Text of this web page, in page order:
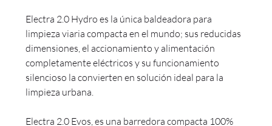
Electra 2.0 Hydro es la única baldeadora para
limpieza viaria compacta en el mundo; sus reducidas
dimensiones, el accionamiento y alimentación
completamente eléctricos y su funcionamiento
silencioso la convierten en solución ideal para la
limpieza urbana.
Electra 2.0 Evos, es una barredora compacta 100%